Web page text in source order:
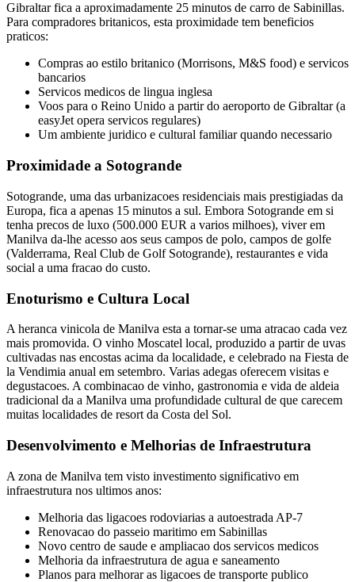
Gibraltar fica a aproximadamente 25 minutos de carro de Sabinillas.
Para compradores britanicos, esta proximidade tem beneficios
praticos:
Compras ao estilo britanico (Morrisons, M&S food) e servicos
bancarios
Servicos medicos de lingua inglesa
Voos para o Reino Unido a partir do aeroporto de Gibraltar (a
easyJet opera servicos regulares)
Um ambiente juridico e cultural familiar quando necessario
Proximidade a Sotogrande
Sotogrande, uma das urbanizacoes residenciais mais prestigiadas da
Europa, fica a apenas 15 minutos a sul. Embora Sotogrande em si
tenha precos de luxo (500.000 EUR a varios milhoes), viver em
Manilva da-lhe acesso aos seus campos de polo, campos de golfe
(Valderrama, Real Club de Golf Sotogrande), restaurantes e vida
social a uma fracao do custo.
Enoturismo e Cultura Local
A heranca vinicola de Manilva esta a tornar-se uma atracao cada vez
mais promovida. O vinho Moscatel local, produzido a partir de uvas
cultivadas nas encostas acima da localidade, e celebrado na Fiesta de
la Vendimia anual em setembro. Varias adegas oferecem visitas e
degustacoes. A combinacao de vinho, gastronomia e vida de aldeia
tradicional da a Manilva uma profundidade cultural de que carecem
muitas localidades de resort da Costa del Sol.
Desenvolvimento e Melhorias de Infraestrutura
A zona de Manilva tem visto investimento significativo em
infraestrutura nos ultimos anos:
Melhoria das ligacoes rodoviarias a autoestrada AP-7
Renovacao do passeio maritimo em Sabinillas
Novo centro de saude e ampliacao dos servicos medicos
Melhoria da infraestrutura de agua e saneamento
Planos para melhorar as ligacoes de transporte publico